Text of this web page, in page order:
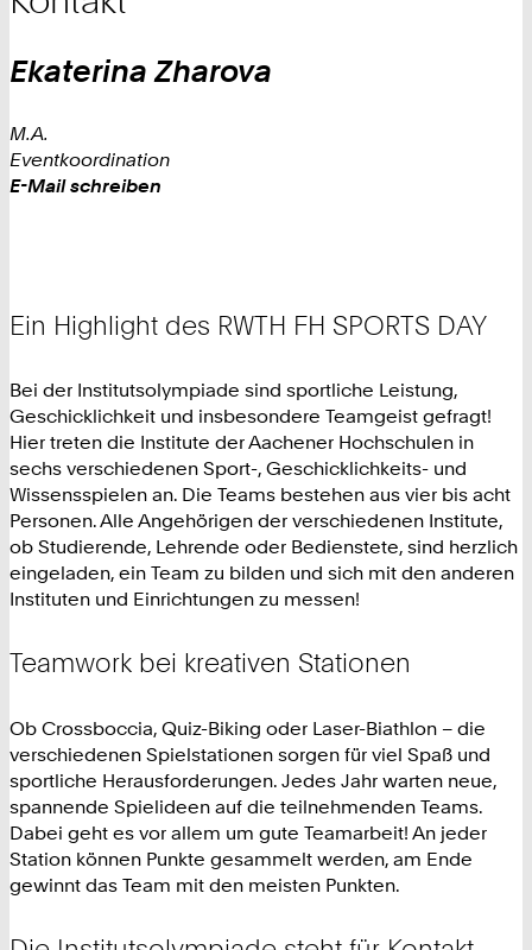
Ekaterina Zharova
M.A.
Eventkoordination
Work
E-Mail schreiben
Ein Highlight des RWTH FH SPORTS DAY
Bei der Institutsolympiade sind sportliche Leistung,
Geschicklichkeit und insbesondere Teamgeist gefragt!
Hier treten die Institute der Aachener Hochschulen in
sechs verschiedenen Sport-, Geschicklichkeits- und
Wissensspielen an. Die Teams bestehen aus vier bis acht
Personen. Alle Angehörigen der verschiedenen Institute,
ob Studierende, Lehrende oder Bedienstete, sind herzlich
eingeladen, ein Team zu bilden und sich mit den anderen
Instituten und Einrichtungen zu messen!
Teamwork bei kreativen Stationen
Ob Crossboccia, Quiz-Biking oder Laser-Biathlon – die
verschiedenen Spielstationen sorgen für viel Spaß und
sportliche Herausforderungen. Jedes Jahr warten neue,
spannende Spielideen auf die teilnehmenden Teams.
Dabei geht es vor allem um gute Teamarbeit! An jeder
Station können Punkte gesammelt werden, am Ende
gewinnt das Team mit den meisten Punkten.